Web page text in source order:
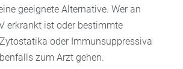
geeignete Alternative. Wer an
erkrankt ist oder bestimmte
oder Immunsuppressiva
zum Arzt gehen.